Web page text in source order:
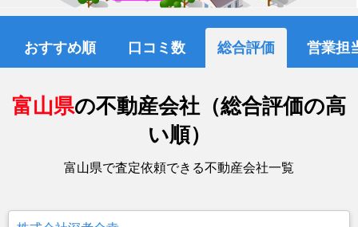
おすすめ順 口コミ数 総合評価 営業担
富山県の不動産会社（総合評価の高
い順）
富山県で査定依頼できる不動産会社一覧